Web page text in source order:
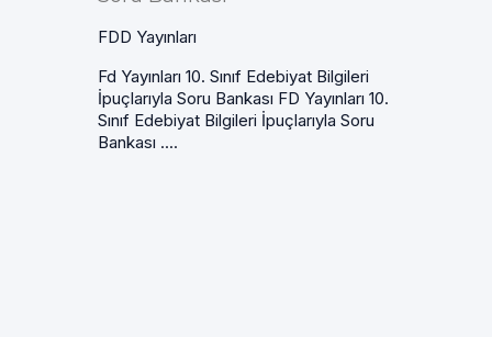
FDD Yayınları
Fd Yayınları 10. Sınıf Edebiyat Bilgileri
İpuçlarıyla Soru Bankası FD Yayınları 10.
Sınıf Edebiyat Bilgileri İpuçlarıyla Soru
Bankası ....